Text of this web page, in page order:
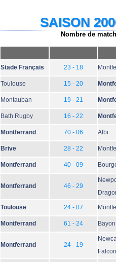
SAISON
Nombre de
Stade Français 23 - 18
Toulouse 15 - 20
Montauban 19 - 21
Bath Rugby 16 - 22
Montferrand 70 - 06 Albi
Brive 28 - 22
Montferrand 40 - 09
Montferrand 46 - 29
Toulouse 24 - 07
Montferrand 61 - 24
Montferrand 24 - 19